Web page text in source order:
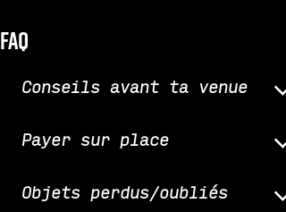
faq
Conseils avant ta venue
Payer sur place
Objets perdus/oubliés